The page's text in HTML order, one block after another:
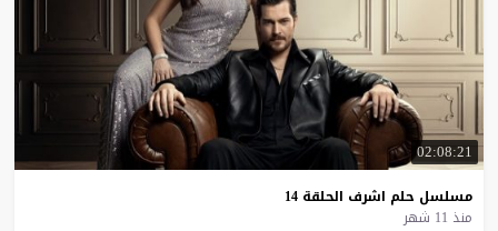
02:08:21
مسلسل حلم اشرف الحلقة 14
منذ 11 شهر